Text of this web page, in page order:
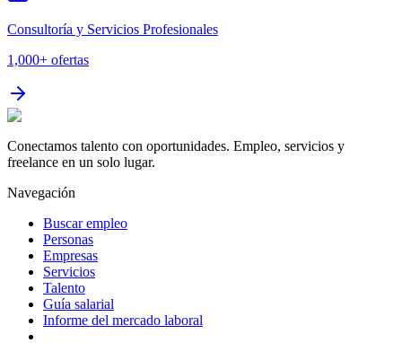
Consultoría y Servicios Profesionales
1,000+ ofertas
Conectamos talento con oportunidades. Empleo, servicios y
freelance en un solo lugar.
Navegación
Buscar empleo
Personas
Empresas
Servicios
Talento
Guía salarial
Informe del mercado laboral